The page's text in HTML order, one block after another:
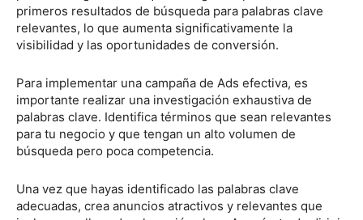
primeros resultados de búsqueda para palabras clave
relevantes, lo que aumenta significativamente la
visibilidad y las oportunidades de conversión.
Para implementar una campaña de Ads efectiva, es
importante realizar una investigación exhaustiva de
palabras clave. Identifica términos que sean relevantes
para tu negocio y que tengan un alto volumen de
búsqueda pero poca competencia.
Una vez que hayas identificado las palabras clave
adecuadas, crea anuncios atractivos y relevantes que